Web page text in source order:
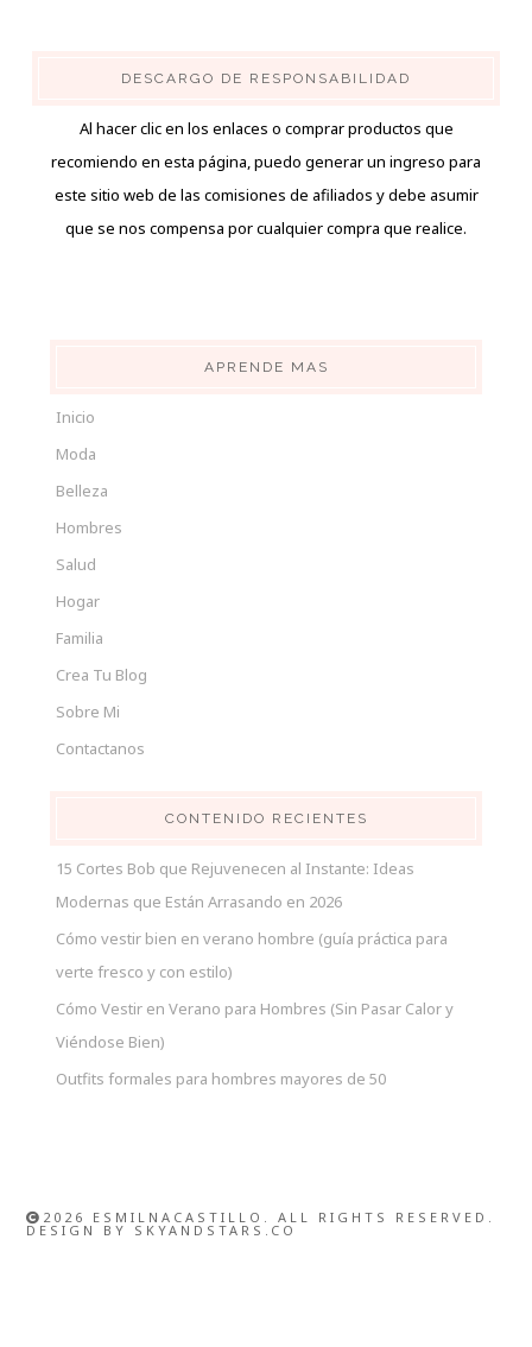
DESCARGO DE RESPONSABILIDAD
Al hacer clic en los enlaces o comprar productos que
recomiendo en esta página, puedo generar un ingreso para
este sitio web de las comisiones de afiliados y debe asumir
que se nos compensa por cualquier compra que realice.
APRENDE MAS
Inicio
Moda
Belleza
Hombres
Salud
Hogar
Familia
Crea Tu Blog
Sobre Mi
Contactanos
CONTENIDO RECIENTES
15 Cortes Bob que Rejuvenecen al Instante: Ideas
Modernas que Están Arrasando en 2026
Cómo vestir bien en verano hombre (guía práctica para
verte fresco y con estilo)
Cómo Vestir en Verano para Hombres (Sin Pasar Calor y
Viéndose Bien)
Outfits formales para hombres mayores de 50
2026 ESMILNACASTILLO. ALL RIGHTS RESERVED.
DESIGN BY SKYANDSTARS.CO